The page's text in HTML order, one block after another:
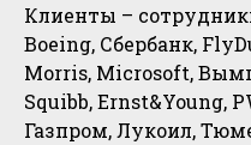
Клиенты –
Boeing, Сбербанк,
Morris, Microsoft,
Squibb, Ernst&Young,
Газпром, Лукоил,